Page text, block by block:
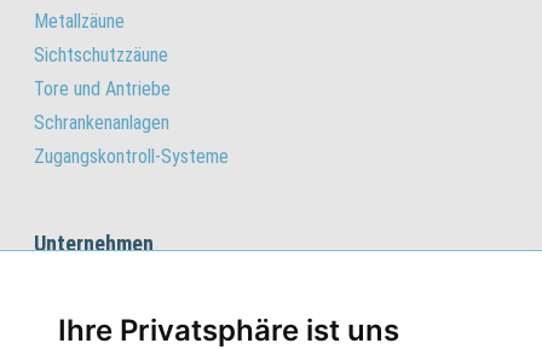
Ihre Privatsphäre ist uns
Metallzäune
Sichtschutzzäune
Tore und Antriebe
Schrankenanlagen
Zugangskontroll-Systeme
Unternehmen
Startseite